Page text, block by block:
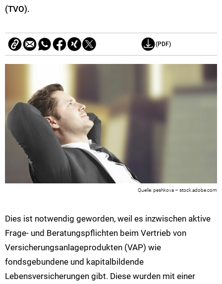
(TVO).
(PDF)
peshkova – stock.adobe.com
Dies ist notwendig geworden, weil es inzwischen aktive
Frage- und Beratungspflichten beim Vertrieb von
Versicherungsanlageprodukten (VAP) wie
fondsgebundene und kapitalbildende
Lebensversicherungen gibt. Diese wurden mit einer